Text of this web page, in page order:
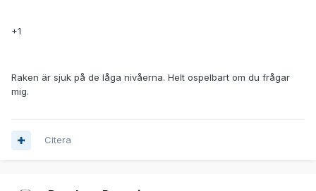
+1
Raken är sjuk på de låga nivåerna. Helt ospelbart om du frågar
mig.
Citera